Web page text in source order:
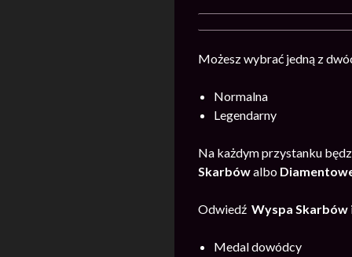
Możesz wybrać jedną z
Normalna
Legendarny
Na każdym przystanku
Skarbówalbo
Odwiedź Wyspa Skarbów
Medal dowódcy